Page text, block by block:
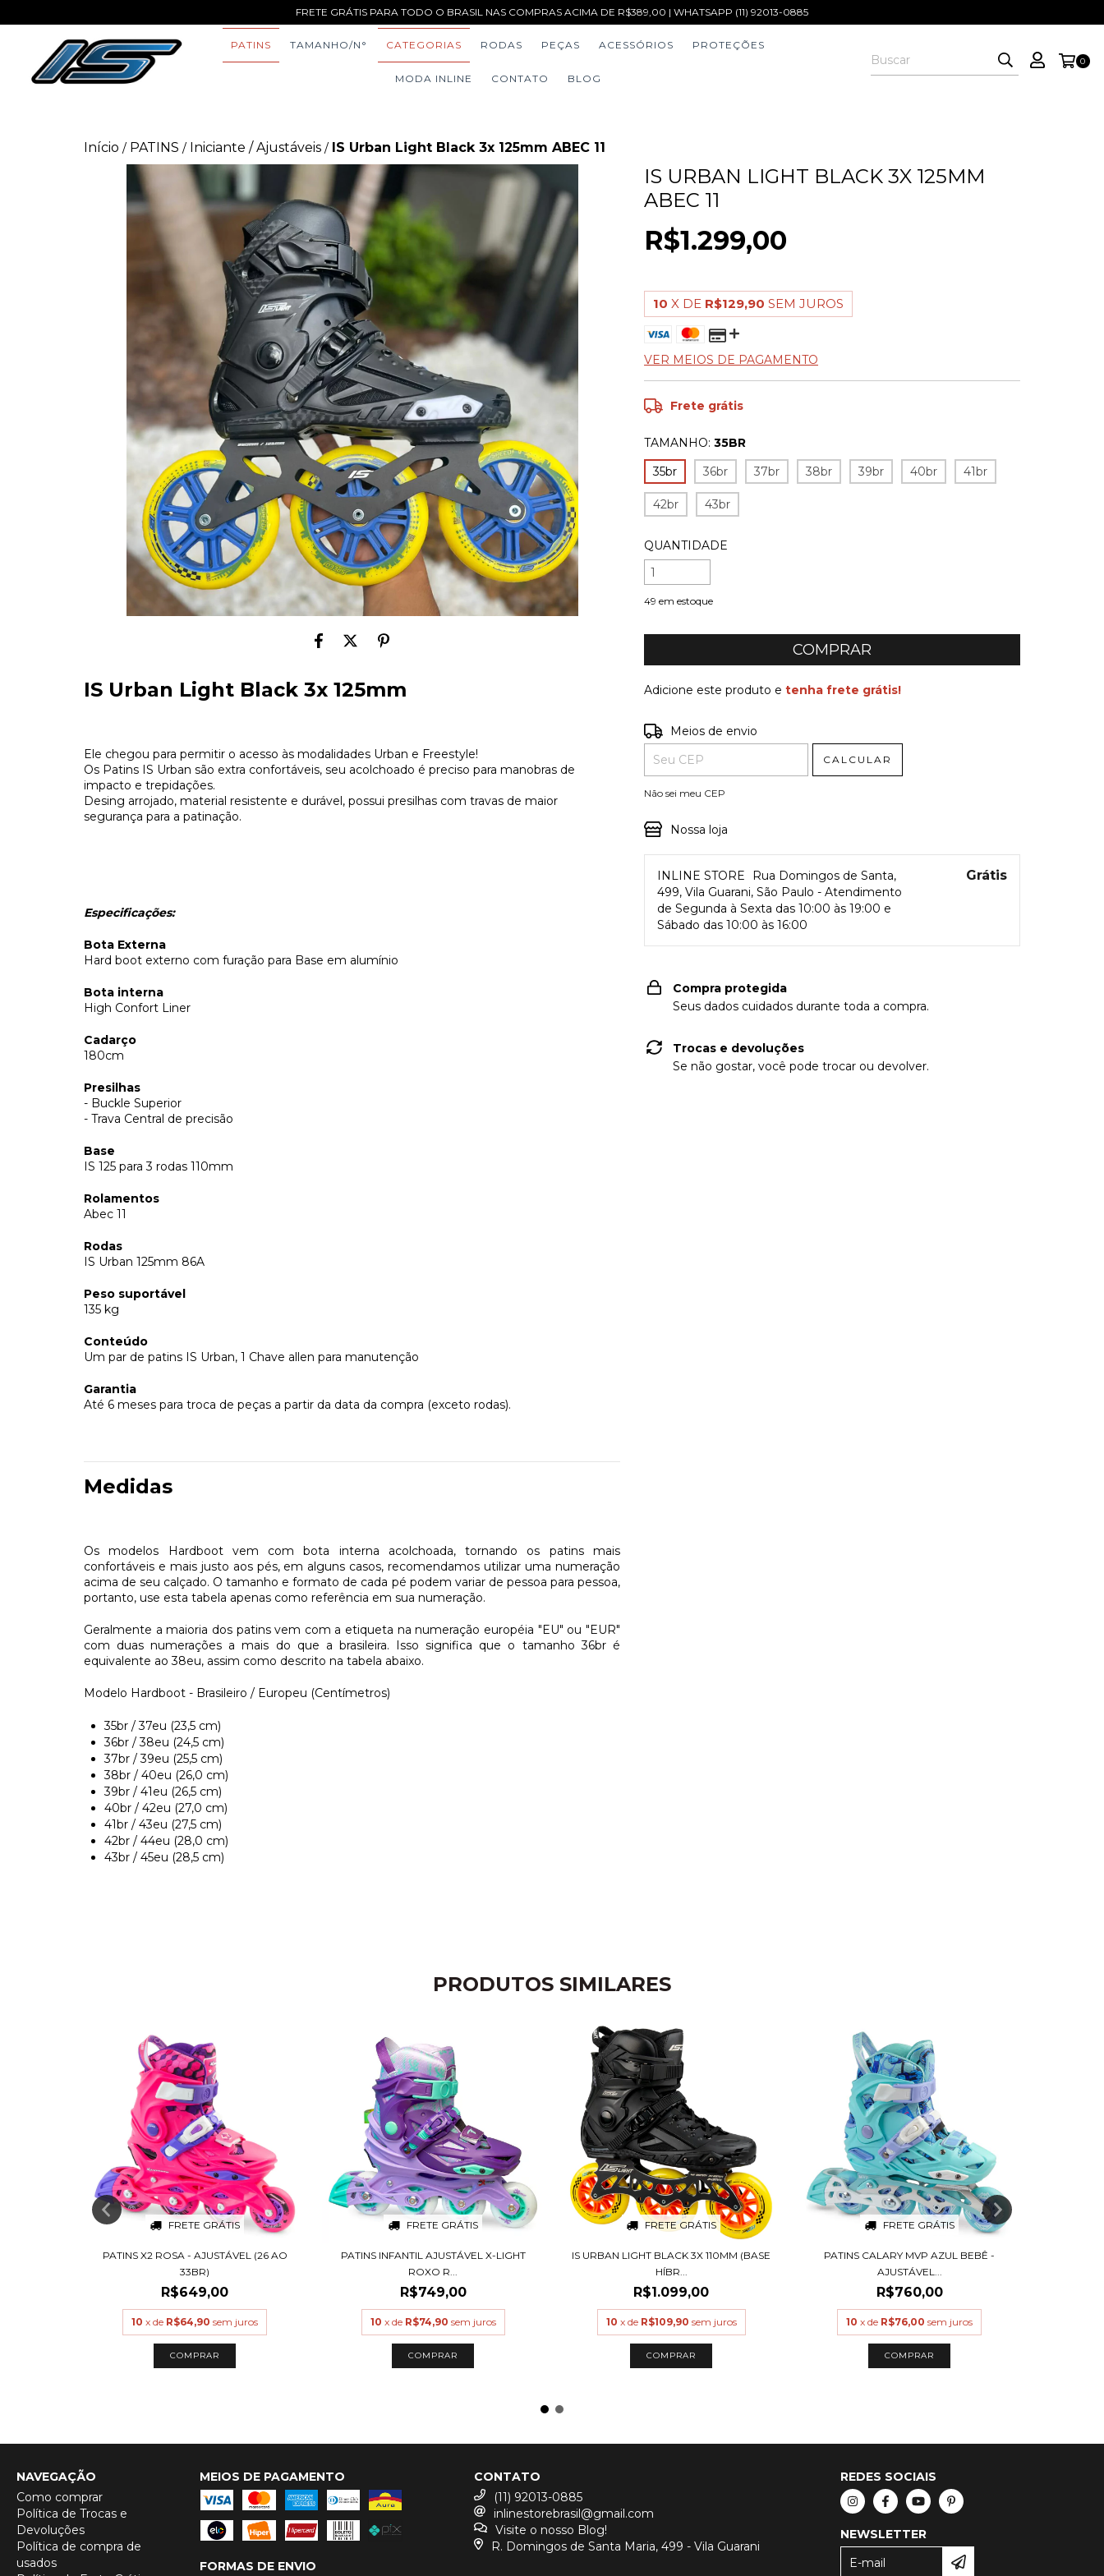
FRETE GRÁTIS PARA TODO O BRASIL NAS COMPRAS ACIMA DE R$389,00 | WHATSAPP (11) 92013-0885
PATINS TAMANHO/N° CATEGORIAS RODAS PEÇAS ACESSÓRIOS PROTEÇÕES
MODA INLINE CONTATO BLOG
0
Início / PATINS / Iniciante / Ajustáveis / IS Urban Light Black 3x 125mm ABEC 11
IS Urban Light Black 3x 125mm
Ele chegou para permitir o acesso às modalidades Urban e Freestyle!
Os Patins IS Urban são extra confortáveis, seu acolchoado é preciso para manobras de
impacto e trepidações.
Desing arrojado, material resistente e durável, possui presilhas com travas de maior
segurança para a patinação.
Especificações:
Bota Externa
Hard boot externo com furação para Base em alumínio
Bota interna
High Confort Liner
Cadarço
180cm
Presilhas
- Buckle Superior
- Trava Central de precisão
Base
IS 125 para 3 rodas 110mm
Rolamentos
Abec 11
Rodas
IS Urban 125mm 86A
Peso suportável
135 kg
Conteúdo
Um par de patins IS Urban, 1 Chave allen para manutenção
Garantia
Até 6 meses para troca de peças a partir da data da compra (exceto rodas).
Medidas
Os modelos Hardboot vem com bota interna acolchoada, tornando os patins mais
confortáveis e mais justo aos pés, em alguns casos, recomendamos utilizar uma numeração
acima de seu calçado. O tamanho e formato de cada pé podem variar de pessoa para pessoa,
portanto, use esta tabela apenas como referência em sua numeração.
Geralmente a maioria dos patins vem com a etiqueta na numeração européia "EU" ou "EUR"
com duas numerações a mais do que a brasileira. Isso significa que o tamanho 36br é
equivalente ao 38eu, assim como descrito na tabela abaixo.
Modelo Hardboot - Brasileiro / Europeu (Centímetros)​
35br / 37eu (23,5 cm)
36br / 38eu (24,5 cm)
37br / 39eu (25,5 cm)
38br / 40eu (26,0 cm)
39br / 41eu (26,5 cm)
40br / 42eu (27,0 cm)
41br / 43eu (27,5 cm)
42br / 44eu (28,0 cm)
43br / 45eu (28,5 cm)
IS URBAN LIGHT BLACK 3X 125MM
ABEC 11
R$1.299,00
10 X DE R$129,90 SEM JUROS
VER MEIOS DE PAGAMENTO
Frete grátis
TAMANHO: 35BR
35br
36br 37br 38br 39br 40br 41br
42br 43br
QUANTIDADE
49 em estoque
Adicione este produto etenha frete grátis!
Entregas para o CEP:
Meios de envio
CALCULAR
Não sei meu CEP
Nossa loja
INLINE STORE
Rua Domingos de Santa,
499, Vila Guarani, São Paulo - Atendimento
de Segunda à Sexta das 10:00 às 19:00 e
Sábado das 10:00 às 16:00
Grátis
Compra protegida
Seus dados cuidados durante toda a compra.
Trocas e devoluções
Se não gostar, você pode trocar ou devolver.
PRODUTOS SIMILARES
FRETE GRÁTIS
PATINS X2 ROSA - AJUSTÁVEL (26 AO
33BR)
R$649,00
10 x de R$64,90 sem juros
COMPRAR
FRETE GRÁTIS
PATINS INFANTIL AJUSTÁVEL X-LIGHT
ROXO R...
R$749,00
10 x de R$74,90 sem juros
COMPRAR
FRETE GRÁTIS
IS URBAN LIGHT BLACK 3X 110MM (BASE
HÍBR...
R$1.099,00
10 x de R$109,90 sem juros
COMPRAR
FRETE GRÁTIS
PATINS CALARY MVP AZUL BEBÊ -
AJUSTÁVEL...
R$760,00
10 x de R$76,00 sem juros
COMPRAR
NAVEGAÇÃO
Como comprar
Política de Trocas e
Devoluções
Política de compra de
usados
MEIOS DE PAGAMENTO
FORMAS DE ENVIO
CONTATO
(11) 92013-0885
inlinestorebrasil@gmail.com
Visite o nosso Blog!
R. Domingos de Santa Maria, 499 - Vila Guarani
REDES SOCIAIS
NEWSLETTER